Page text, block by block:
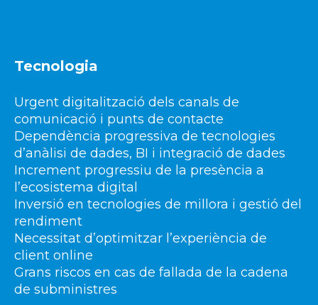
Tecnologia
Urgent digitalització dels canals de
comunicació i punts de contacte
Dependència progressiva de tecnologies
d’anàlisi de dades, BI i integració de dades
Increment progressiu de la presència a
l’ecosistema digital
Inversió en tecnologies de millora i gestió del
rendiment
Necessitat d’optimitzar l’experiència de
client online
Grans riscos en cas de fallada de la cadena
de subministres